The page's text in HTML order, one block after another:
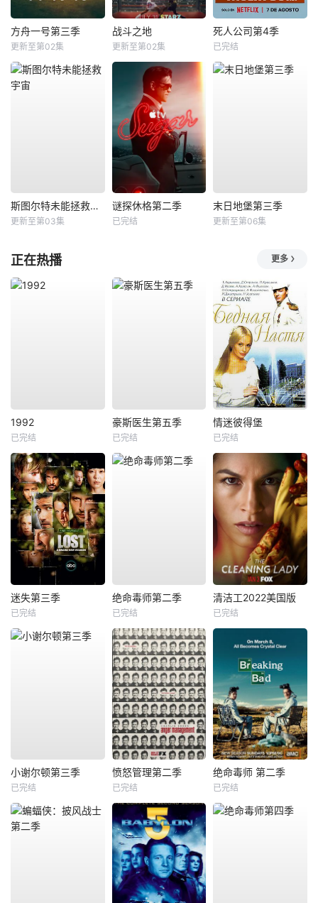
方舟一号第三季
更新至第02集
战斗之地
更新至第02集
死人公司第4季
已完结
斯图尔特未能拯救宇宙
更新至第03集
谜探休格第二季
已完结
末日地堡第三季
更新至第06集
正在热播 更多
1992
已完结
豪斯医生第五季
已完结
情迷彼得堡
已完结
迷失第三季
已完结
绝命毒师第二季
已完结
清洁工2022美国版
已完结
小谢尔顿第三季
已完结
愤怒管理第二季
已完结
绝命毒师 第二季
已完结